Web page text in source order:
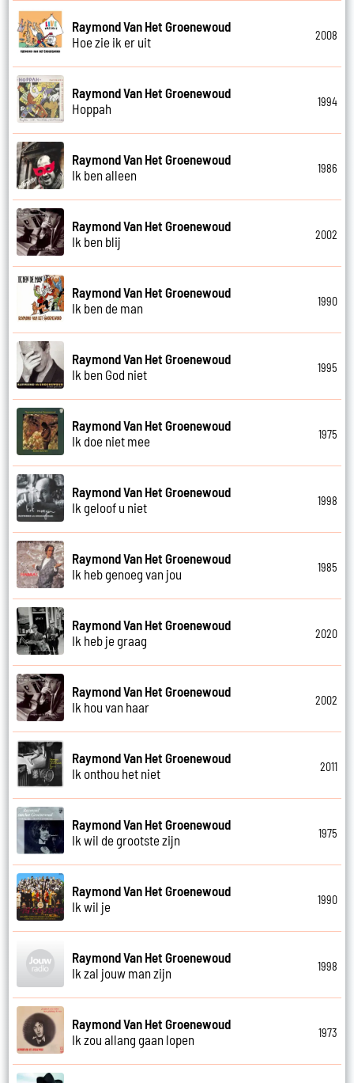
Raymond Van Het Groenewoud
Hoe zie ik er uit
2008
Raymond Van Het Groenewoud
Hoppah
1994
Raymond Van Het Groenewoud
Ik ben alleen
1986
Raymond Van Het Groenewoud
Ik ben blij
2002
Raymond Van Het Groenewoud
Ik ben de man
1990
Raymond Van Het Groenewoud
Ik ben God niet
1995
Raymond Van Het Groenewoud
Ik doe niet mee
1975
Raymond Van Het Groenewoud
Ik geloof u niet
1998
Raymond Van Het Groenewoud
Ik heb genoeg van jou
1985
Raymond Van Het Groenewoud
Ik heb je graag
2020
Raymond Van Het Groenewoud
Ik hou van haar
2002
Raymond Van Het Groenewoud
Ik onthou het niet
2011
Raymond Van Het Groenewoud
Ik wil de grootste zijn
1975
Raymond Van Het Groenewoud
Ik wil je
1990
Raymond Van Het Groenewoud
Ik zal jouw man zijn
1998
Raymond Van Het Groenewoud
Ik zou allang gaan lopen
1973